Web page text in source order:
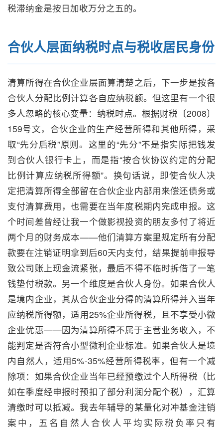
税滞纳金是按日加收万分之五的。
合伙人层面纳税时点与税收居民身份
清算所得在合伙企业层面算清楚之后，下一步是按各
合伙人分配比例计算各自应纳税额。但这里有一个很
多人忽略的核心变量：纳税时点。根据财税〔2008〕
159号文，合伙企业的生产经营所得和其他所得，采
取“先分后税”原则。这里的“先分”不是指实际把钱发
到合伙人银行卡上，而是指“按合伙协议约定的分配
比例计算应纳税所得额”。换句话说，即使合伙人决
定把清算所得全部留在合伙企业内部用来偿还债务或
支付清算费用，也需要在当年度税期内完成申报。这
个时间差曾经让我一个做影视投资的朋友多付了将近
两个月的财务成本——他们清算方案里规定所有分配
款要在注销证明拿到后60天内支付，结果提前申报导
致公司账上现金流紧张，最后不得不临时拆借了一笔
钱垫付税款。另一个维度是合伙人身份。如果合伙人
是境内企业，其从合伙企业分得的清算所得并入当年
应纳税所得额，适用25%企业所得税，且不享受小微
企业优惠——因为清算所得不属于主营业务收入，不
能判定是否符合小型微利企业标准。如果合伙人是境
内自然人，适用5%-35%经营所得税率，但有一个减
除项：如果合伙企业当年已经预缴过个人所得税（比
如在季度经申报时预扣了部分利润分配个税），汇算
清缴时可以抵减。我去年辅导的某量化对冲基金注销
案中，五名自然人合伙人平均实际税负率只有